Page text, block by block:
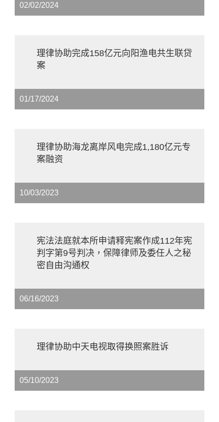
02/02/2024
理律协助完成158亿元向阳渔电共生联贷
案
01/17/2024
理律协助海龙离岸风电完成1,180亿元专
案融资
10/03/2023
宪法法庭就本所申请释宪案作成112年宪
判字第9号判决，保障律师及委任人之秘
密自由沟通权
06/16/2023
理律协助中天电视取得换照案胜诉
05/10/2023